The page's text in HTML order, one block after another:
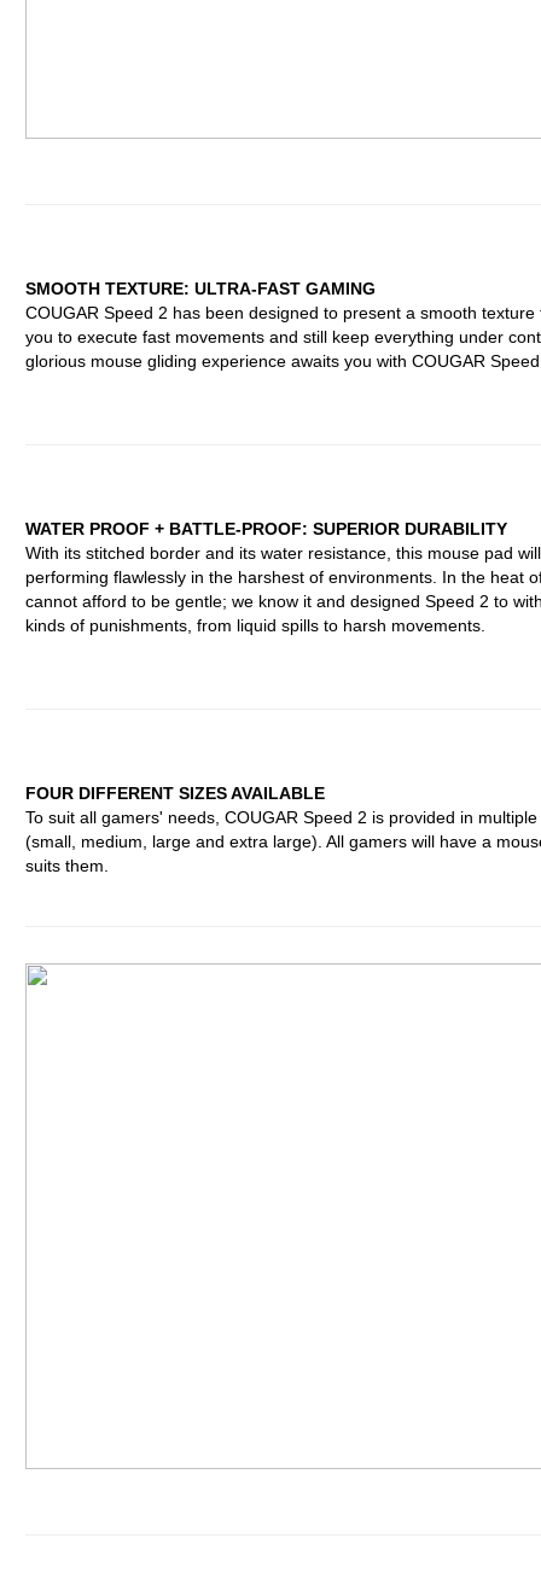
SMOOTH TEXTURE: ULTRA-FAST GAMING
COUGAR Speed 2 has been designed to present a smooth texture
you to execute fast movements and still keep everything under
glorious mouse gliding experience awaits you with COUGAR
WATER PROOF + BATTLE-PROOF: SUPERIOR DURABILITY
With its stitched border and its water resistance, this mouse pad
performing flawlessly in the harshest of environments. In the heat
cannot afford to be gentle; we know it and designed Speed 2 to
kinds of punishments, from liquid spills to harsh movements.
FOUR DIFFERENT SIZES AVAILABLE
To suit all gamers' needs, COUGAR Speed 2 is provided in multiple
(small, medium, large and extra large). All gamers will have a
suits them.